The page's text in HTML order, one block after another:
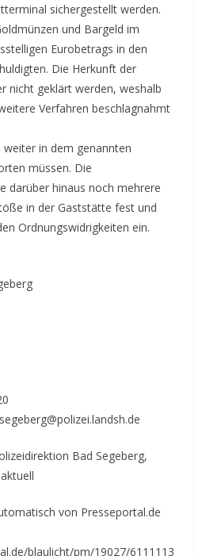
sichergestellt werden.
und Bargeld im
Eurobetrags in den
Die Herkunft der
nicht geklärt werden, weshalb
Verfahren beschlagnahmt
in dem genannten
müssen. Die
darüber hinaus noch mehrere
in der Gaststätte fest und
Ordnungswidrigkeiten ein.
Bad Segeberg,
von Presseportal.de
blaulicht/pm/19027/6111113